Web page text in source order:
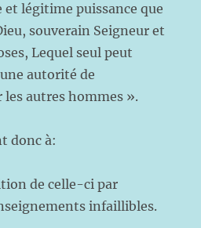
et légitime puissance que
souverain Seigneur et
Lequel seul peut
autorité de
autres hommes ».
donc à:
de celle-ci par
infaillibles.